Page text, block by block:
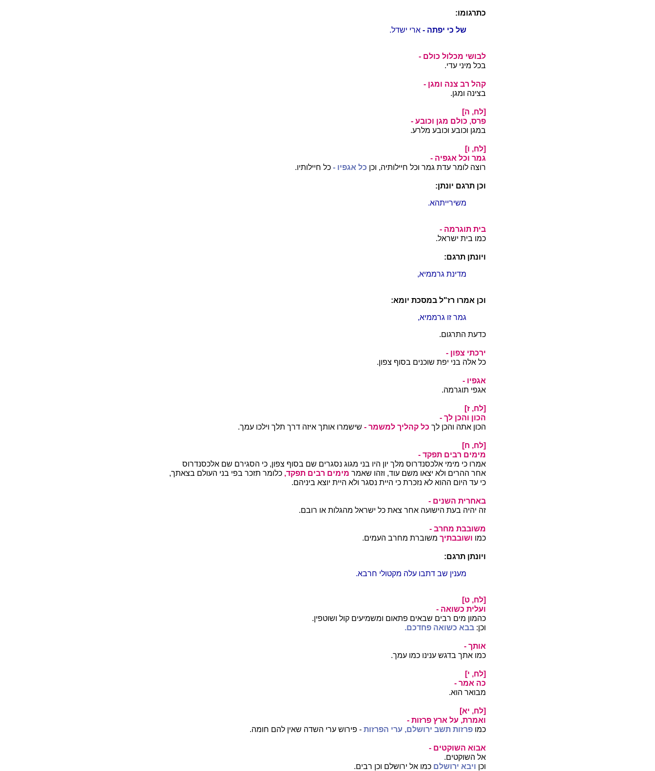
כתרגומו:
של כי יפתה - ארי ישדל.
לבושי מכלול כולם -
בכל מיני עדי.
קהל רב צנה ומגן -
בצינה ומגן.
[לח, ה]
פרס, כולם מגן וכובע -
במגן וכובע וכובע מלרע.
[לח, ו]
גמר וכל אגפיה -
רוצה לומר עדת גמר וכל חיילותיה, וכן כל אגפיו - כל חיילותיו.
וכן תרגם יונתן:
משירייתהא.
בית תוגרמה -
כמו בית ישראל.
ויונתן תרגם:
מדינת גרממיא,
וכן אמרו רז"ל במסכת יומא:
גמר זו גרממיא,
כדעת התרגום.
ירכתי צפון -
כל אלה בני יפת שוכנים בסוף צפון.
אגפיו -
אגפי תוגרמה.
[לח, ז]
הכון והכן לך -
הכון אתה והכן לך כל קהליך למשמר - שישמרו אותך איזה דרך תלך וילכו עמך.
[לח, ח]
מימים רבים תפקד -
אמרו כי מימי אלכסנדרוס מלך יון היו בני מגוג נסגרים שם בסוף צפון, כי הסגירם שם אלכסנדרוס
אחר ההרים ולא יצאו משם עוד, וזהו שאמר מימים רבים תפקד, כלומר תזכר בפי בני העולם בצאתך,
כי עד היום ההוא לא נזכרת כי היית נסגר ולא היית יוצא ביניהם.
באחרית השנים -
זה יהיה בעת הישועה אחר צאת כל ישראל מהגלות או רובם.
משובבת מחרב -
כמו ושובבתיך משוברת מחרב העמים.
ויונתן תרגם:
מענין שב דתבו עלה מקטולי חרבא.
[לח, ט]
ועלית כשואה -
כהמון מים רבים שבאים פתאום ומשמיעים קול ושוטפין.
וכן: בבא כשואה פחדכם.
אותך -
כמו אתך בדגש ענינו כמו עמך.
[לח, י]
כה אמר -
מבואר הוא.
[לח, יא]
ואמרת, על ארץ פרזות -
כמו פרזות תשב ירושלם, ערי הפרזות - פירוש ערי השדה שאין להם חומה.
אבוא השוקטים -
אל השוקטים.
וכן ויבא ירושלם כמו אל ירושלם וכן רבים.